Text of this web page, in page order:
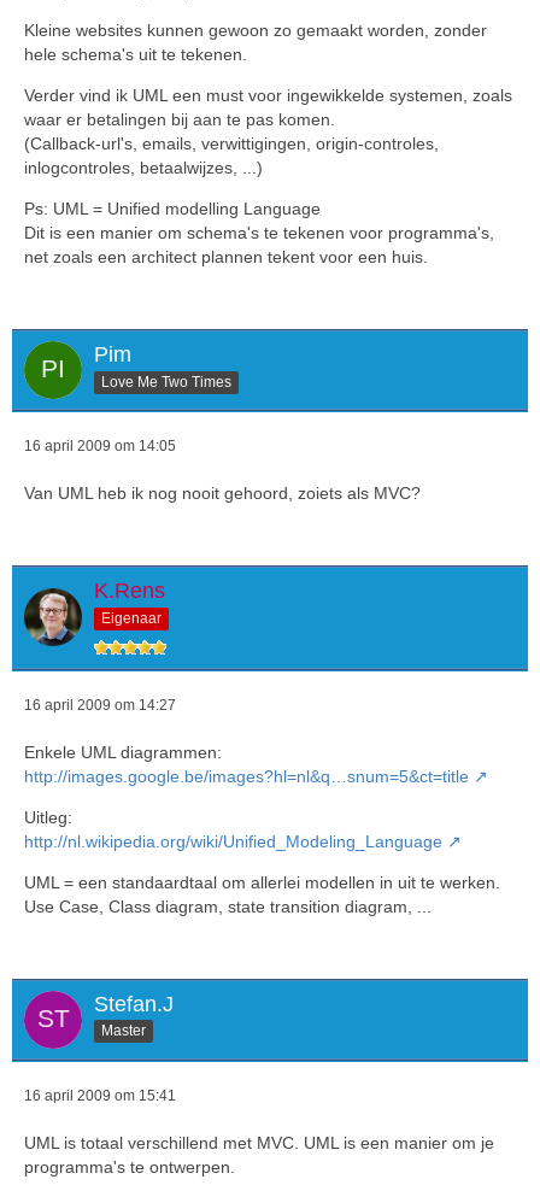
Kleine websites kunnen gewoon zo gemaakt worden, zonder
hele schema's uit te tekenen.
Verder vind ik UML een must voor ingewikkelde systemen, zoals
waar er betalingen bij aan te pas komen.
(Callback-url's, emails, verwittigingen, origin-controles,
inlogcontroles, betaalwijzes, ...)
Ps: UML = Unified modelling Language
Dit is een manier om schema's te tekenen voor programma's,
net zoals een architect plannen tekent voor een huis.
Pim
Love Me Two Times
16 april 2009 om 14:05
Van UML heb ik nog nooit gehoord, zoiets als MVC?
K.Rens
Eigenaar
16 april 2009 om 14:27
Enkele UML diagrammen:
http://images.google.be/images?hl=nl&q…snum=5&ct=title
Uitleg:
http://nl.wikipedia.org/wiki/Unified_Modeling_Language
UML = een standaardtaal om allerlei modellen in uit te werken.
Use Case, Class diagram, state transition diagram, ...
Stefan.J
Master
16 april 2009 om 15:41
UML is totaal verschillend met MVC. UML is een manier om je
programma's te ontwerpen.